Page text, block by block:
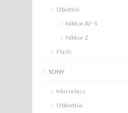
Obiettivi
Nikkor AF-S
Nikkor Z
Flash
SONY
Mirrorless
Obbiettivi